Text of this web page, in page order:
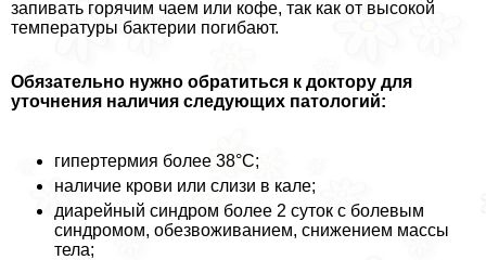
запивать горячим чаем или кофе, так как от высокой
температуры бактерии погибают.
Обязательно нужно обратиться к доктору для
уточнения наличия следующих патологий:
гипертермия более 38°С;
наличие крови или слизи в кале;
диарейный синдром более 2 суток с болевым
синдромом, обезвоживанием, снижением массы
тела;